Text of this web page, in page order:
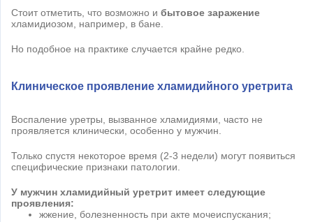
Стоит отметить, что возможно и бытовое заражение
хламидиозом, например, в бане.
Но подобное на практике случается крайне редко.
Клиническое проявление хламидийного уретрита
Воспаление уретры, вызванное хламидиями, часто не
проявляется клинически, особенно у мужчин.
Только спустя некоторое время (2-3 недели) могут появиться
специфические признаки патологии.
У мужчин хламидийный уретрит имеет следующие
проявления:
жжение, болезненность при акте мочеиспускания;